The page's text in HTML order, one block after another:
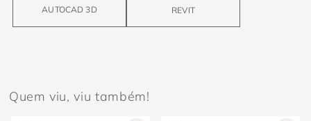
AUTOCAD 3D REVIT
Quem viu, viu também!